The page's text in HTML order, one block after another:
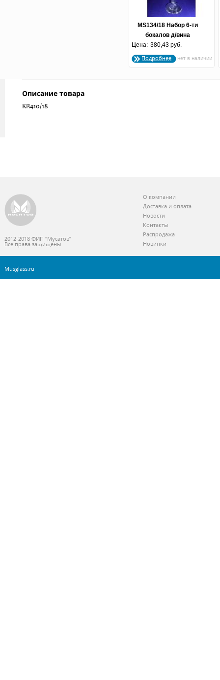
MS134/18 Набор 6-ти
бокалов д/вина
"Вербена" 60мл 1/4
Цена: 380,43 руб.
Подробнее
Описание товара
KR410/18
2012-2018 ©ИП “Мусатов”
Все права защищены
О компании
Доставка и оплата
Новости
Контакты
Распродажа
Новинки
Musglass.ru